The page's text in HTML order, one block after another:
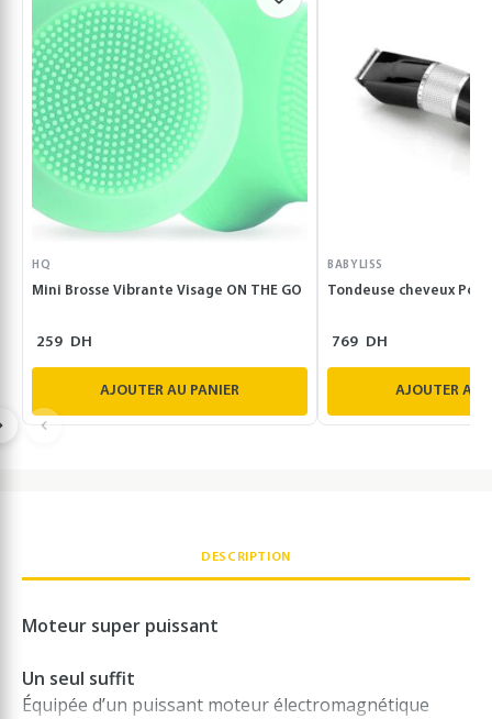
HQ
Mini Brosse Vibrante Visage ON THE GO
259 DH
AJOUTER AU PANIER
BABYLISS
Tondeuse cheveux
769 DH
AJOUTER AU
DESCRIPTION
Moteur super puissant
Un seul suffit
Équipée d’un puissant moteur électromagnétique